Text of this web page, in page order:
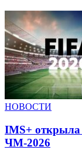
НОВОСТИ
IMS+ открыла
ЧМ-2026